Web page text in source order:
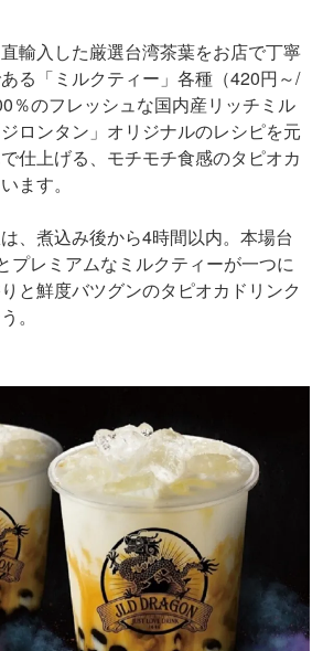
輸入した厳選台湾茶葉をお店で丁寧
る「ミルクティー」各種（420円～/
％のフレッシュな国内産リッチミル
ロンタン」オリジナルのレシピを元
仕上げる、モチモチ食感のタピオカ
ます。
、煮込み後から4時間以内。本場台
プレミアムなミルクティーが一つに
と鮮度バツグンのタピオカドリンク
。